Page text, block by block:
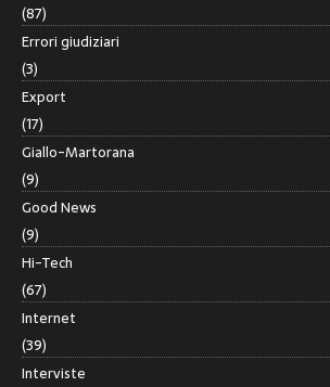
(87)
Errori giudiziari
(3)
Export
(17)
Giallo-Martorana
(9)
Good News
(9)
Hi-Tech
(67)
Internet
(39)
Interviste